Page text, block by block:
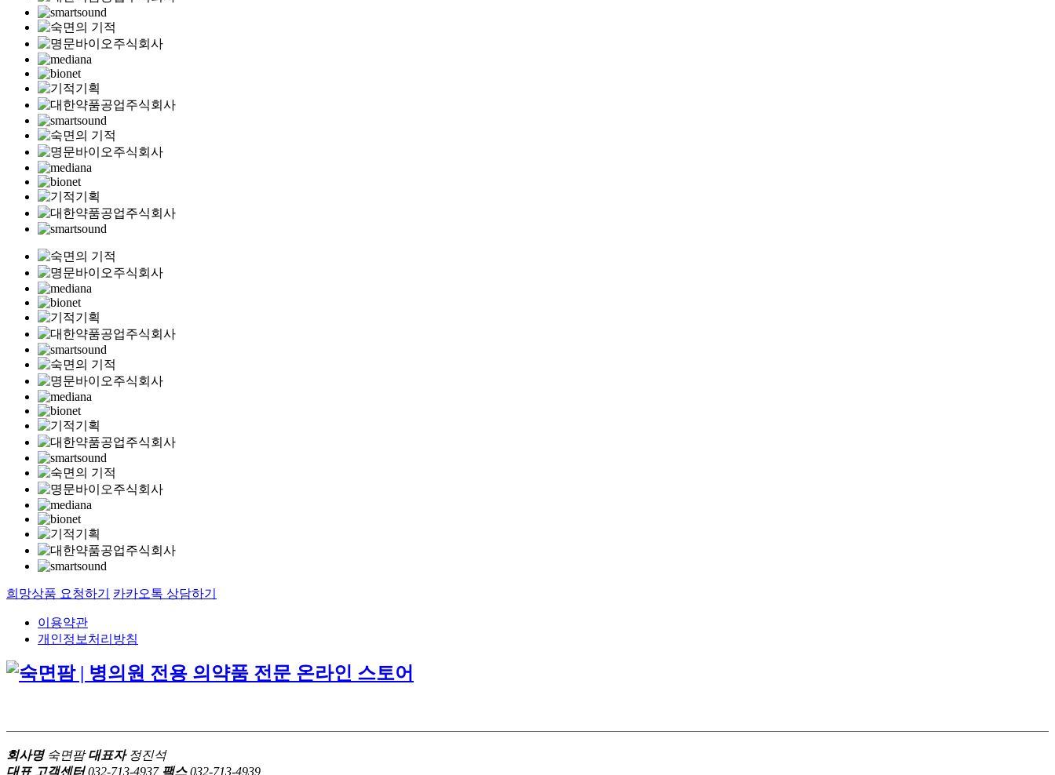
희망상품 요청하기 카카오톡 상담하기
이용약관
개인정보처리방침
회사명숙면팜 대표자 정진석
대표 고객센터032-713-4937 팩스032-713-4939